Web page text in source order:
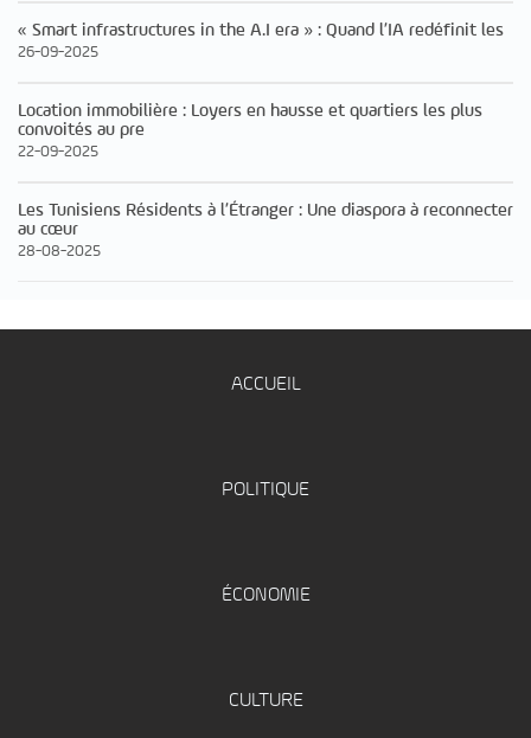
« Smart infrastructures in the A.I era » : Quand l’IA redéfinit les
26-09-2025
Location immobilière : Loyers en hausse et quartiers les plus
convoités au pre
22-09-2025
Les Tunisiens Résidents à l’Étranger : Une diaspora à reconnecter
au cœur
28-08-2025
ACCUEIL
POLITIQUE
ÉCONOMIE
CULTURE